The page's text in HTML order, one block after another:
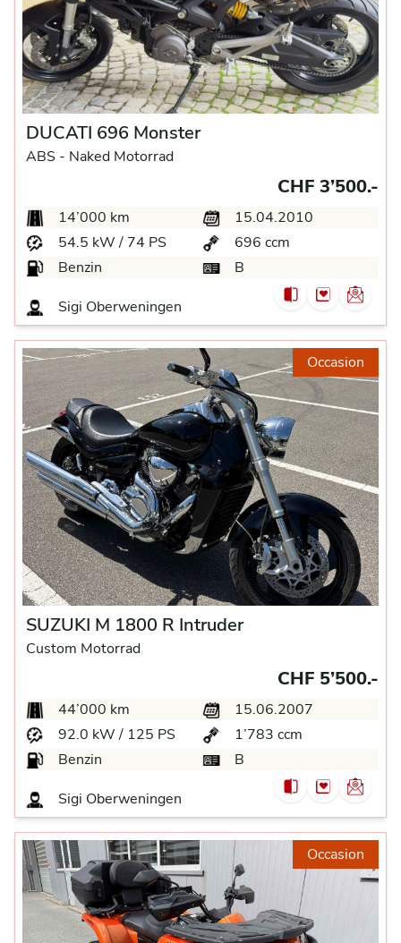
DUCATI 696 Monster
ABS - Naked Motorrad
CHF 3’500.-
14’000 km
15.04.2010
54.5 kW / 74 PS
696 ccm
Benzin
B
Sigi Oberweningen
Occasion
SUZUKI M 1800 R Intruder
Custom Motorrad
CHF 5’500.-
44’000 km
15.06.2007
92.0 kW / 125 PS
1’783 ccm
Benzin
B
Sigi Oberweningen
Occasion